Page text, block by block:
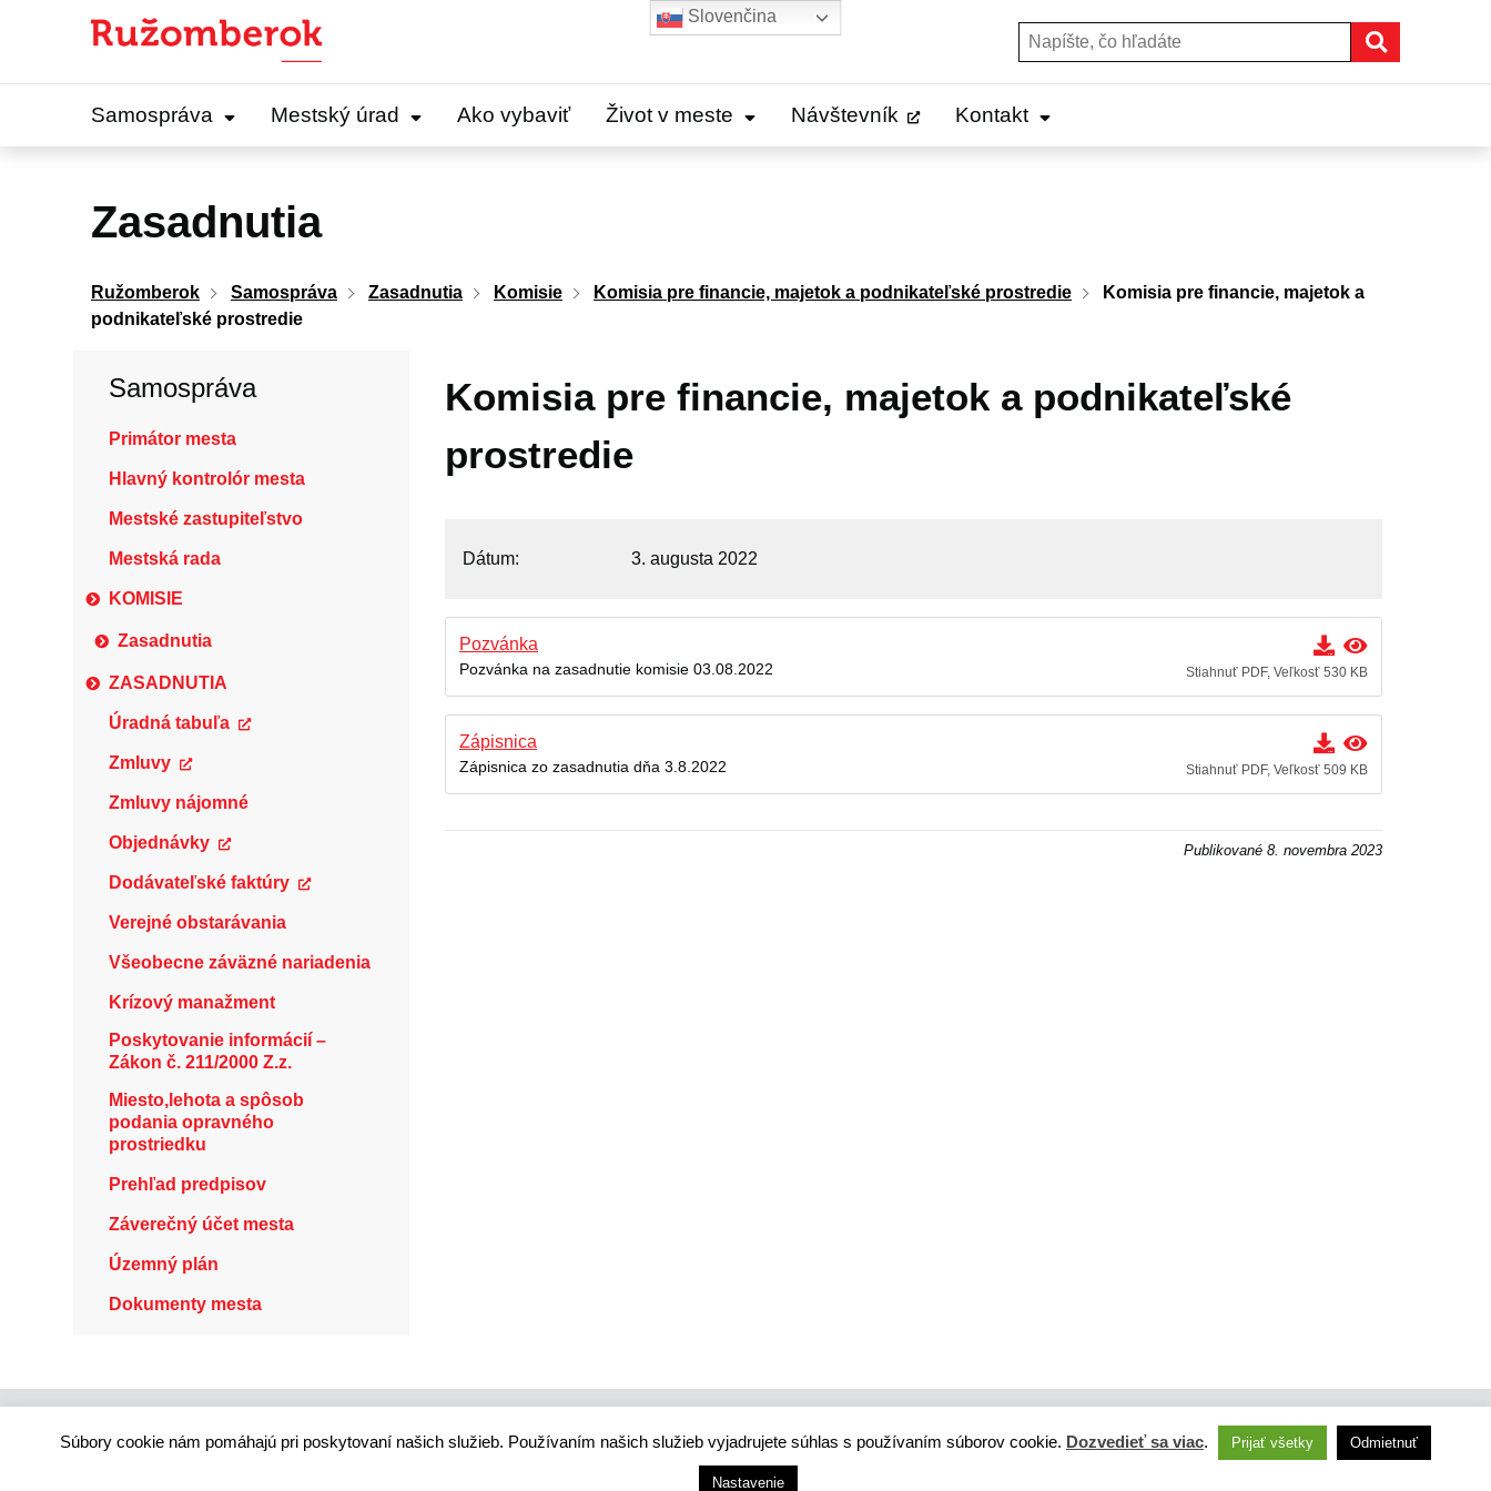
Hľadať:
Samospráva Mestský úrad Ako vybaviť Život v meste Návštevník Kontakt
Zasadnutia
Ružomberok Samospráva Zasadnutia Komisie Komisia pre financie, majetok a podnikateľské prostredie
Komisia pre financie, majetok a
podnikateľské prostredie
Samospráva
Primátor mesta
Hlavný kontrolór mesta
Mestské zastupiteľstvo
Mestská rada
KOMISIE
Zasadnutia
ZASADNUTIA
Úradná tabuľa
Zmluvy
Zmluvy nájomné
Objednávky
Dodávateľské faktúry
Verejné obstarávania
Všeobecne záväzné nariadenia
Krízový manažment
Poskytovanie informácií –
Zákon č. 211/2000 Z.z.
Miesto,lehota a spôsob
podania opravného
prostriedku
Prehľad predpisov
Záverečný účet mesta
Územný plán
Dokumenty mesta
Komisia pre financie, majetok a podnikateľské
prostredie
Dátum 3. augusta 2022
Pozvánka
Pozvánka na zasadnutie komisie 03.08.2022 Stiahnuť PDF, Veľkosť 530 KB
Zápisnica
Zápisnica zo zasadnutia dňa 3.8.2022 Stiahnuť PDF, Veľkosť 509 KB
Publikované 8. novembra 2023
Správca webového sídla: Mesto Ružomberok, Námestie A. Hlinku 1098/1, 034 01 Ružomberok, Slovensko
Súbory cookie nám pomáhajú pri poskytovaní našich služieb. Používaním našich služieb vyjadrujete súhlas s používaním súborov cookie. Dozvedieť sa viac. Prijať všetky Odmietnuť
Nastavenie
Slovenčina